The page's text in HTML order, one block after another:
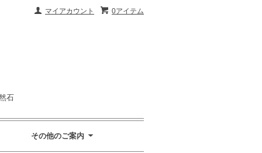
0アイテム
マイアカウント
石
その他のご案内